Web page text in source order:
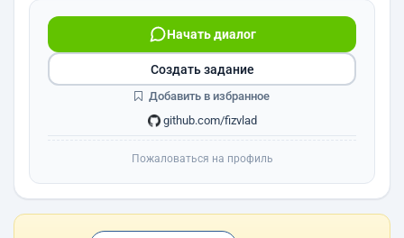
Начать диалог
github.com/fizvlad
Создать задание
Добавить в избранное
Пожаловаться на профиль